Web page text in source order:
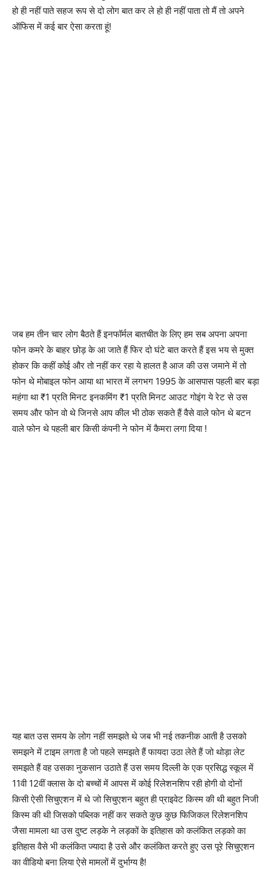
हो ही नहीं पाते सहज रूप से दो लोग बात कर ले हो ही नहीं पाता तो मैं तो अपने
ऑफिस में कई बार ऐसा करता हूं!
जब हम तीन चार लोग बैठते हैं इनफॉर्मल बातचीत के लिए हम सब अपना अपना
फोन कमरे के बाहर छोड़ के आ जाते हैं फिर दो घंटे बात करते हैं इस भय से मुक्त
होकर कि कहीं कोई और तो नहीं कर रहा ये हालत है आज की उस जमाने में तो
फोन थे मोबाइल फोन आया था भारत में लगभग 1995 के आसपास पहली बार बड़ा
महंगा था ₹1 प्रति मिनट इनकमिंग ₹1 प्रति मिनट आउट गोइंग ये रेट से उस
समय और फोन वो थे जिनसे आप कील भी ठोक सकते हैं वैसे वाले फोन थे बटन
वाले फोन थे पहली बार किसी कंपनी ने फोन में कैमरा लगा दिया !
यह बात उस समय के लोग नहीं समझते थे जब भी नई तकनीक आती है उसको
समझने में टाइम लगता है जो पहले समझते हैं फायदा उठा लेते हैं जो थोड़ा लेट
समझते हैं वह उसका नुकसान उठाते हैं उस समय दिल्ली के एक प्रसिद्ध स्कूल में
11वी 12वीं क्लास के दो बच्चों में आपस में कोई रिलेशनशिप रही होगी वो दोनों
किसी ऐसी सिचुएशन में थे जो सिचुएशन बहुत ही प्राइवेट किस्म की थी बहुत निजी
किस्म की थी जिसको पब्लिक नहीं कर सकते कुछ कुछ फिजिकल रिलेशनशिप
जैसा मामला था उस दुष्ट लड़के ने लड़कों के इतिहास को कलंकित लड़को का
इतिहास वैसे भी कलंकित ज्यादा है उसे और कलंकित करते हुए उस पूरे सिचुएशन
का वीडियो बना लिया ऐसे मामलों में दुर्भाग्य है!